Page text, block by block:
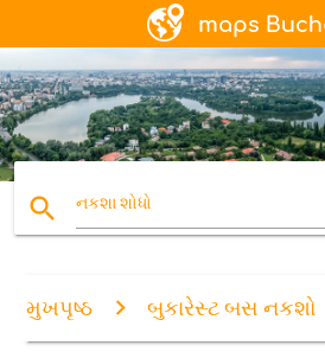
search નકશા શોધો
મુખપૃષ્ઠ બુકારેસ્ટ બસ નકશો